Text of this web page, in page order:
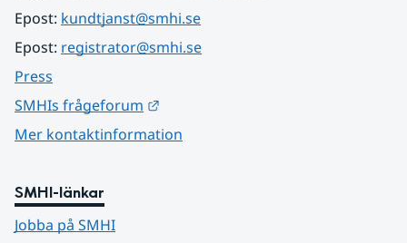
Epost: kundtjanst@smhi.se
Epost: registrator@smhi.se
Press
SMHIs frågeforum
Mer kontaktinformation
SMHI-länkar
Jobba på SMHI